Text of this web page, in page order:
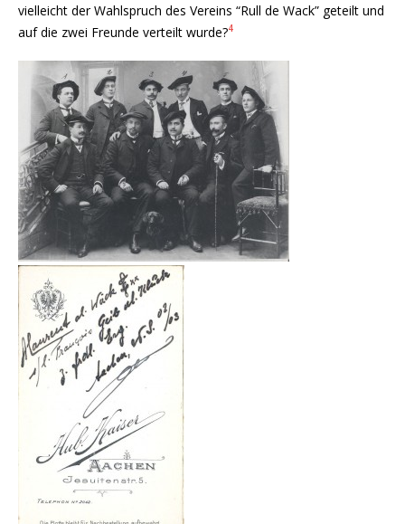
vielleicht der Wahlspruch des Vereins “Rull de Wack” geteilt und
auf die zwei Freunde verteilt wurde?4